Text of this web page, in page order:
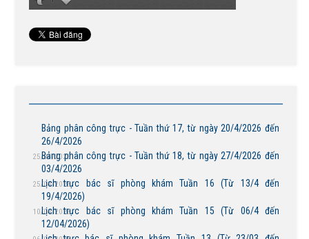
Bảng phân công trực - Tuần thứ 17, từ ngày 20/4/2026 đến
26/4/2026
25/04/2026
Bảng phân công trực - Tuần thứ 18, từ ngày 27/4/2026 đến
03/4/2026
25/04/2026
Lịch trực bác sĩ phòng khám Tuần 16 (Từ 13/4 đến
19/4/2026)
10/04/2026
Lịch trực bác sĩ phòng khám Tuần 15 (Từ 06/4 đến
12/04/2026)